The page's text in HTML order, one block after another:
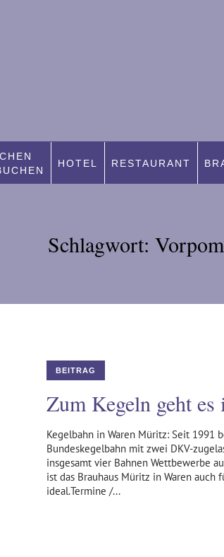
HOTEL RESTAURANT
Schlagwort:
BEITRAG
Zum Kegeln geht
Kegelbahn in Waren Müritz: Seit 1991
Bundeskegelbahn mit zwei DKV-
insgesamt vier Bahnen Wettbewerbe
ist das Brauhaus Müritz in Waren auch
ideal.Termine /...